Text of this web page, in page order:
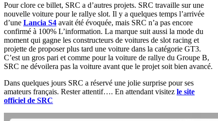
Pour clore ce billet, SRC a d’autres projets. SRC travaille sur une
nouvelle voiture pour le rallye slot. Il y a quelques temps l’arrivée
d’une Lancia S4 avait été évoquée, mais SRC n’a pas encore
confirmé à 100% L’information. La marque suit aussi la mode du
moment qui gagne les constructeurs de voitures de slot racing et
projette de proposer plus tard une voiture dans la catégorie GT3.
C’est un gros pari et comme pour la voiture de rallye du Groupe B,
SRC ne dévoilera pas la voiture avant que le projet soit bien avancé.
Dans quelques jours SRC a réservé une jolie surprise pour ses
amateurs français. Rester attentif…. En attendant visitez le site
officiel de SRC